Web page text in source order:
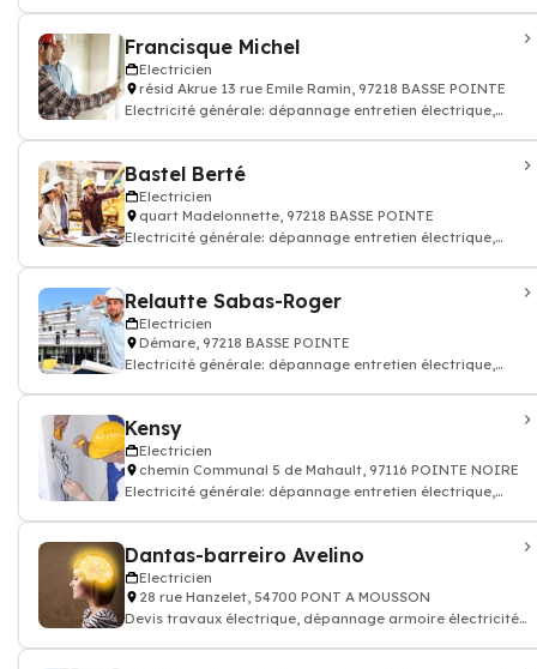
Francisque Michel
Electricien
résid Akrue 13 rue Emile Ramin, 97218 BASSE POINTE
Electricité générale: dépannage entretien électrique,
Bastel Berté
Electricien
quart Madelonnette, 97218 BASSE POINTE
Electricité générale: dépannage entretien électrique,
Relautte Sabas-Roger
Electricien
Démare, 97218 BASSE POINTE
Electricité générale: dépannage entretien électrique,
Kensy
Electricien
chemin Communal 5 de Mahault, 97116 POINTE NOIRE
Electricité générale: dépannage entretien électrique,
Dantas-barreiro Avelino
Electricien
28 rue Hanzelet, 54700 PONT A MOUSSON
Devis travaux électrique, dépannage armoire électricité